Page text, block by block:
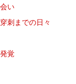
い
刺までの日々
覚